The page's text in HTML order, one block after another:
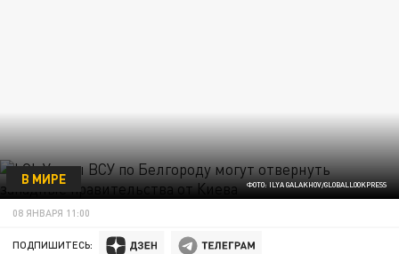
ФОТО: ILYA GALAKHOV/GLOBALLOOKPRESS
В МИРЕ
08 ЯНВАРЯ 11:00
ПОДПИШИТЕСЬ: